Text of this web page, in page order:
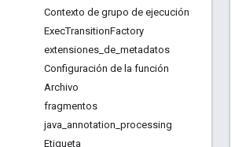
Contexto de grupo de ejecución
ExecTransitionFactory
extensiones de metadatos
Configuración de la función
Archivo
fragmentos
java annotation processing
Etiqueta